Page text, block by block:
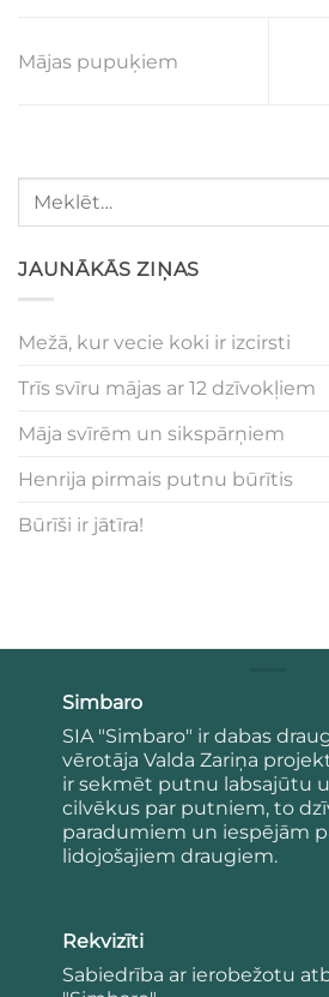
Mājas pupuķiem
JAUNĀKĀS ZIŅAS
Mežā, kur vecie koki ir izcirsti
Trīs svīru mājas ar 12 dzīvokļiem
Māja svīrēm un sikspārņiem
Henrija pirmais putnu būrītis
Būrīši ir jātīra!
Simbaro
SIA "Simbaro" ir dabas
vērotāja Valda Zariņa
ir sekmēt putnu labsajūtu
cilvēkus par putniem, to
paradumiem un iespējām
lidojošajiem draugiem.
Rekvizīti
Sabiedrība ar ierobežotu